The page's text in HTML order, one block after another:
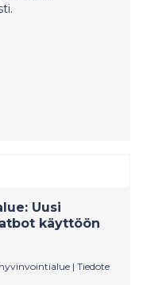
Uusi
käyttöön
| Tiedote